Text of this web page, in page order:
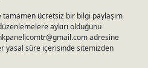
tamamen ücretsiz bir bilgi paylaşım
aykırı olduğunu
adresine
yasal süre içerisinde sitemizden